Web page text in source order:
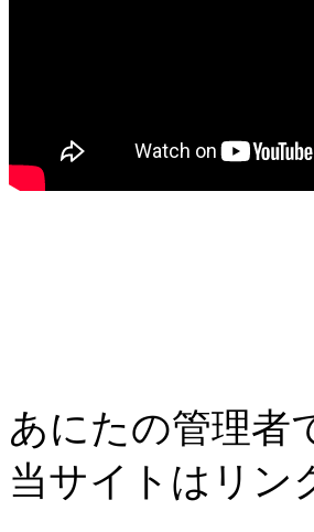
あにたの管理者
当サイトはリン